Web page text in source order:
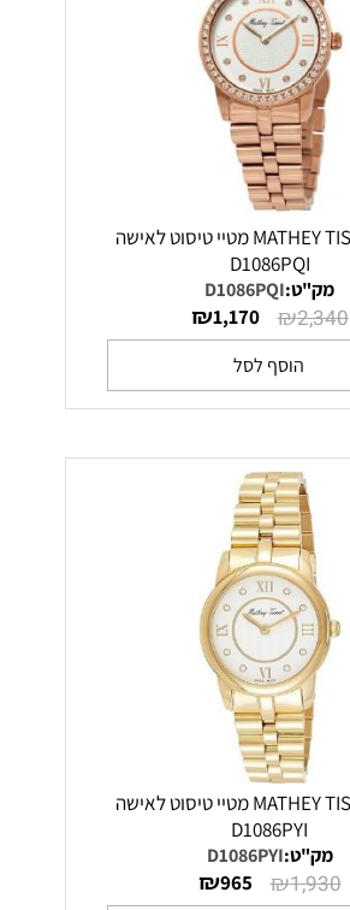
שעון MATHEY TISSOT מטיי טיסוט לאישה
D1086PQI
מק"ט:D1086PQI
₪2,340
₪1,170
הוסף לסל
שעון MATHEY TISSOT מטיי טיסוט לאישה
D1086PYI
מק"ט:D1086PYI
₪1,930
₪965